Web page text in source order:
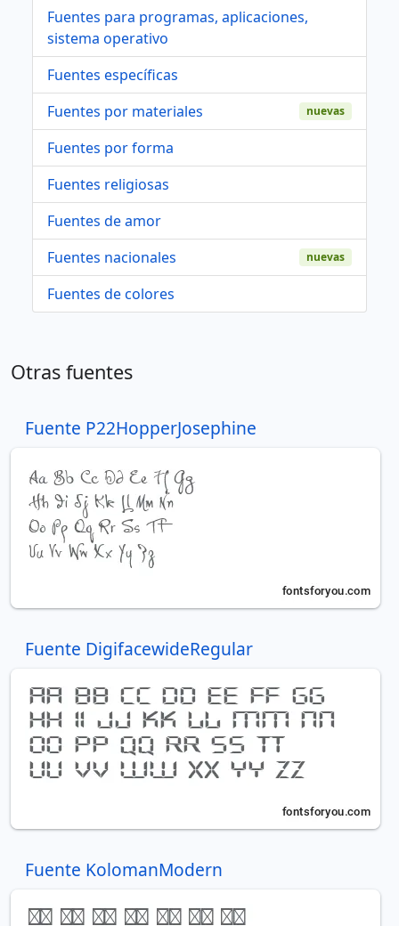
Fuentes para programas, aplicaciones,
sistema operativo
Fuentes específicas
Fuentes por materiales
nuevas
Fuentes por forma
Fuentes religiosas
Fuentes de amor
Fuentes nacionales
nuevas
Fuentes de colores
Otras fuentes
Fuente P22HopperJosephine
Fuente DigifacewideRegular
Fuente KolomanModern